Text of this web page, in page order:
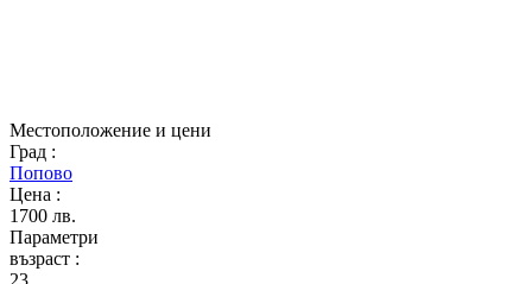
Местоположение и цени
Град :
Попово
Цена :
1700 лв.
Параметри
възраст :
23